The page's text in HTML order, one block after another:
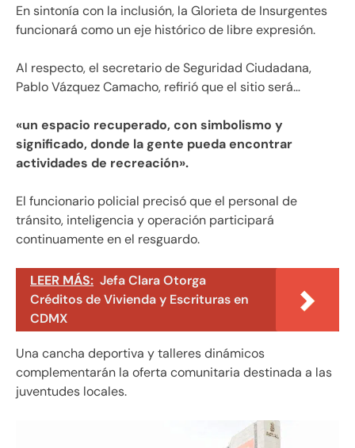
En sintonía con la inclusión, la Glorieta de Insurgentes
funcionará como un eje histórico de libre expresión.
Al respecto, el secretario de Seguridad Ciudadana,
Pablo Vázquez Camacho, refirió que el sitio será…
«un espacio recuperado, con simbolismo y
significado, donde la gente pueda encontrar
actividades de recreación».
El funcionario policial precisó que el personal de
tránsito, inteligencia y operación participará
continuamente en el resguardo.
LEER MÁS: Jefa Clara Otorga
Créditos de Vivienda y Escrituras en
CDMX
Una cancha deportiva y talleres dinámicos
complementarán la oferta comunitaria destinada a las
juventudes locales.